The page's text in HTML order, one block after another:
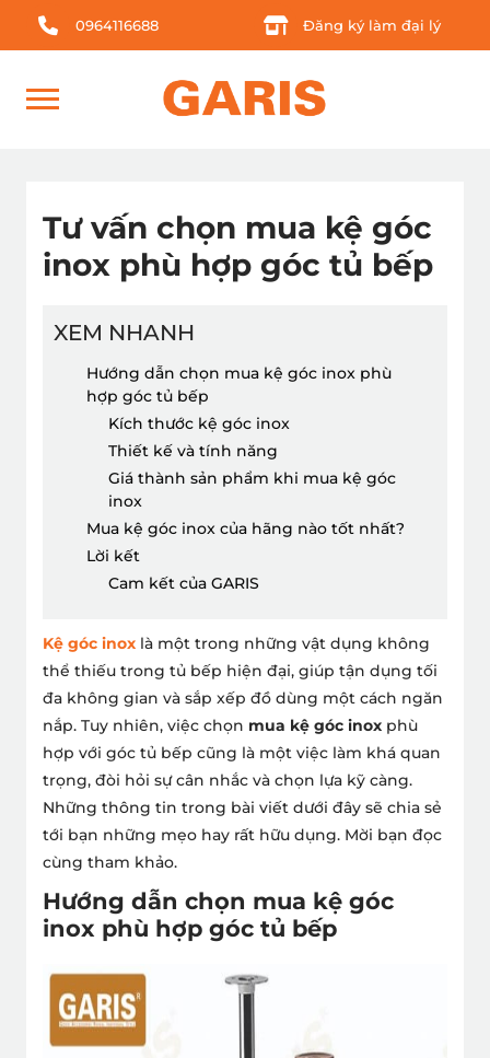
0964116688 Đăng ký làm đại lý
Tư vấn chọn mua kệ góc
inox phù hợp góc tủ bếp
XEM NHANH
Hướng dẫn chọn mua kệ góc inox phù
hợp góc tủ bếp
Kích thước kệ góc inox
Thiết kế và tính năng
Giá thành sản phẩm khi mua kệ góc
inox
Mua kệ góc inox của hãng nào tốt nhất?
Lời kết
Cam kết của GARIS
Kệ góc inox là một trong những vật dụng không
thể thiếu trong tủ bếp hiện đại, giúp tận dụng tối
đa không gian và sắp xếp đồ dùng một cách ngăn
nắp. Tuy nhiên, việc chọn mua kệ góc inox phù
hợp với góc tủ bếp cũng là một việc làm khá quan
trọng, đòi hỏi sự cân nhắc và chọn lựa kỹ càng.
Những thông tin trong bài viết dưới đây sẽ chia sẻ
tới bạn những mẹo hay rất hữu dụng. Mời bạn đọc
cùng tham khảo.
Hướng dẫn chọn mua kệ góc
inox phù hợp góc tủ bếp